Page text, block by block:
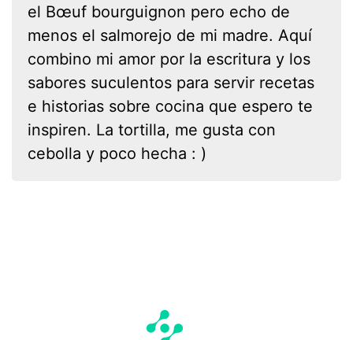
el Bœuf bourguignon pero echo de
menos el salmorejo de mi madre. Aquí
combino mi amor por la escritura y los
sabores suculentos para servir recetas
e historias sobre cocina que espero te
inspiren. La tortilla, me gusta con
cebolla y poco hecha : )